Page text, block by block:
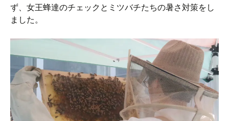
ず、女王蜂達のチェックとミツバチたちの暑さ対策をし
ました。